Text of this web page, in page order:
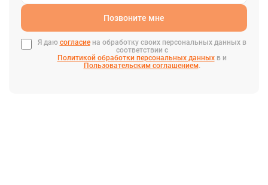
Позвоните мне
Я даю согласиена обработку своих персональных данных в
соответствии с
Политикой обработки персональных данныхв и
Пользовательским соглашением.